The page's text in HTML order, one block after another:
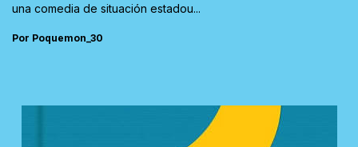
una comedia de situación estadou...
Por Poquemon_30